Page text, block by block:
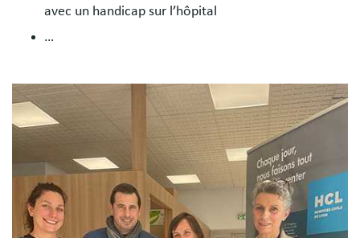
avec un handicap sur l’hôpital
…
Image